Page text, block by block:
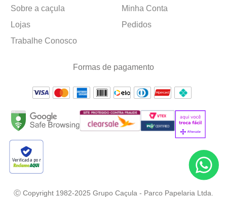
Sobre a caçula
Lojas
Trabalhe Conosco
Minha Conta
Pedidos
Formas de pagamento
Verificada por
Ⓒ Copyright 1982-2025 Grupo Caçula - Parco Papelaria Ltda.